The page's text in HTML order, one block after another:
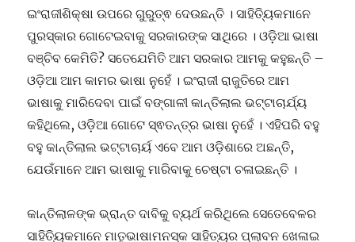
ଇଂରାଜୀଶିକ୍ଷା ଉପରେ ଗୁରୁତ୍ଵ ଦେଉଛନ୍ତି । ସାହିତ୍ୟିକମାନେ
ପୁରସ୍କାର ଗୋଟେଇବାକୁ ସରକାରଙ୍କ ସାଥିରେ । ଓଡ଼ିଆ ଭାଷା
ବଞ୍ଚିବ କେମିତି? ସତେଯେମିତି ଆମ ସରକାର ଆମକୁ କହୁଛନ୍ତି –
ଓଡ଼ିଆ ଆମ କାମର ଭାଷା ନୁହେଁ । ଇଂରାଜୀ ରାଜୁତିରେ ଆମ
ଭାଷାକୁ ମାରିଦେବା ପାଇଁ ବଙ୍ଗାଳୀ କାନ୍ତିଲାଲ ଭଟ୍ଟାଚାର୍ଯ୍ୟ
କହିଥିଲେ, ଓଡ଼ିଆ ଗୋଟେ ସ୍ଵତନ୍ତ୍ର ଭାଷା ନୁହେଁ । ଏହିପରି ବହୁ
ବହୁ କାନ୍ତିଲାଲ ଭଟ୍ଟାଚାର୍ୟ ଏବେ ଆମ ଓଡ଼ିଶାରେ ଅଛନ୍ତି,
ଯେଉଁମାନେ ଆମ ଭାଷାକୁ ମାରିବାକୁ ଚେଷ୍ଟା ଚଳାଇଛନ୍ତି ।
କାନ୍ତିଲାଳଙ୍କ ଭ୍ରାନ୍ତ ଦାବିକୁ ବ୍ୟର୍ଥ କରିଥିଲେ ସେତେବେଳର
ସାହିତ୍ୟିକମାନେ ମାତୃଭାଷାମନସ୍କ ସାହିତ୍ୟର ପ୍ଲାବନ ଖେଳାଇ